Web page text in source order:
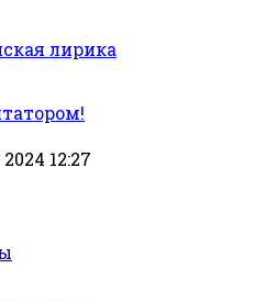
лирика
12:27